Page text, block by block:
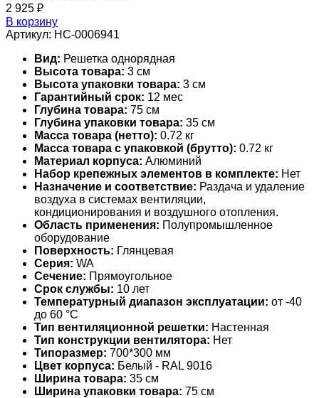
2 925 ₽
В корзину
Артикул: НС-0006941
Вид: Решетка однорядная
Высота товара: 3 см
Высота упаковки товара: 3 см
Гарантийный срок: 12 мес
Глубина товара: 75 см
Глубина упаковки товара: 35 см
Масса товара (нетто): 0.72 кг
Масса товара с упаковкой (брутто): 0.72 кг
Материал корпуса: Алюминий
Набор крепежных элементов в комплекте: Нет
Назначение и соответствие: Раздача и удаление
воздуха в системах вентиляции,
кондиционирования и воздушного отопления.
Область применения: Полупромышленное
оборудование
Поверхность: Глянцевая
Серия: WA
Сечение: Прямоугольное
Срок службы: 10 лет
Температурный диапазон эксплуатации: от -40
до 60 °С
Тип вентиляционной решетки: Настенная
Тип конструкции вентилятора: Нет
Типоразмер: 700*300 мм
Цвет корпуса: Белый - RAL 9016
Ширина товара: 35 см
Ширина упаковки товара: 75 см